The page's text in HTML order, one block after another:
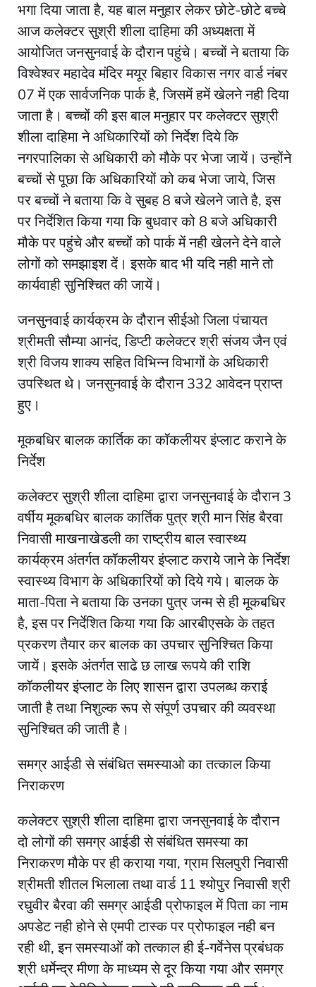
भगा दिया जाता है, यह बाल मनुहार लेकर छोटे-छोटे बच्चे
आज कलेक्टर सुश्री शीला दाहिमा की अध्यक्षता में
आयोजित जनसुनवाई के दौरान पहुंचे। बच्चों ने बताया कि
विश्वेश्वर महादेव मंदिर मयूर बिहार विकास नगर वार्ड नंबर
07 में एक सार्वजनिक पार्क है, जिसमें हमें खेलने नही दिया
जाता है। बच्चों की इस बाल मनुहार पर कलेक्टर सुश्री
शीला दाहिमा ने अधिकारियों को निर्देश दिये कि
नगरपालिका से अधिकारी को मौके पर भेजा जायें। उन्होंने
बच्चों से पूछा कि अधिकारियों को कब भेजा जाये, जिस
पर बच्चों ने बताया कि वे सुबह 8 बजे खेलने जाते है, इस
पर निर्देशित किया गया कि बुधवार को 8 बजे अधिकारी
मौके पर पहुंचे और बच्चों को पार्क में नही खेलने देने वाले
लोगों को समझाइश दें। इसके बाद भी यदि नही माने तो
कार्यवाही सुनिश्चित की जायें।
जनसुनवाई कार्यक्रम के दौरान सीईओ जिला पंचायत
श्रीमती सौम्या आनंद, डिप्टी कलेक्टर श्री संजय जैन एवं
श्री विजय शाक्य सहित विभिन्न विभागों के अधिकारी
उपस्थित थे। जनसुनवाई के दौरान 332 आवेदन प्राप्त
हुए।
मूकबधिर बालक कार्तिक का कॉकलीयर इंप्लाट कराने के
निर्देश
कलेक्टर सुश्री शीला दाहिमा द्वारा जनसुनवाई के दौरान 3
वर्षीय मूकबधिर बालक कार्तिक पुत्र श्री मान सिंह बैरवा
निवासी माखनाखेडली का राष्ट्रीय बाल स्वास्थ्य
कार्यक्रम अंतर्गत कॉकलीयर इंप्लाट कराये जाने के निर्देश
स्वास्थ्य विभाग के अधिकारियों को दिये गये। बालक के
माता-पिता ने बताया कि उनका पुत्र जन्म से ही मूकबधिर
है, इस पर निर्देशित किया गया कि आरबीएसके के तहत
प्रकरण तैयार कर बालक का उपचार सुनिश्चित किया
जायें। इसके अंतर्गत साढे छ लाख रूपये की राशि
कॉकलीयर इंप्लाट के लिए शासन द्वारा उपलब्ध कराई
जाती है तथा निशुल्क रूप से संपूर्ण उपचार की व्यवस्था
सुनिश्चित की जाती है।
समग्र आईडी से संबंधित समस्याओ का तत्काल किया
निराकरण
कलेक्टर सुश्री शीला दाहिमा द्वारा जनसुनवाई के दौरान
दो लोगों की समग्र आईडी से संबंधित समस्या का
निराकरण मौके पर ही कराया गया, ग्राम सिलपुरी निवासी
श्रीमती शीतल भिलाला तथा वार्ड 11 श्योपुर निवासी श्री
रघुवीर बैरवा की समग्र आईडी प्रोफाइल में पिता का नाम
अपडेट नही होने से एमपी टास्क पर प्रोफाइल नही बन
रही थी, इन समस्याओं को तत्काल ही ई-गर्वेनेस प्रबंधक
श्री धर्मेन्द्र मीणा के माध्यम से दूर किया गया और समग्र